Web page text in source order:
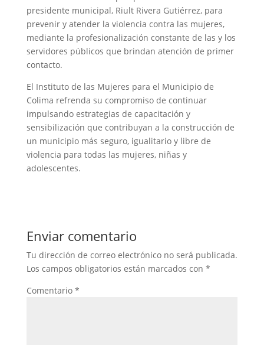
presidente municipal, Riult Rivera Gutiérrez, para
prevenir y atender la violencia contra las mujeres,
mediante la profesionalización constante de las y los
servidores públicos que brindan atención de primer
contacto.
El Instituto de las Mujeres para el Municipio de
Colima refrenda su compromiso de continuar
impulsando estrategias de capacitación y
sensibilización que contribuyan a la construcción de
un municipio más seguro, igualitario y libre de
violencia para todas las mujeres, niñas y
adolescentes.
Enviar comentario
Tu dirección de correo electrónico no será publicada.
Los campos obligatorios están marcados con *
Comentario *